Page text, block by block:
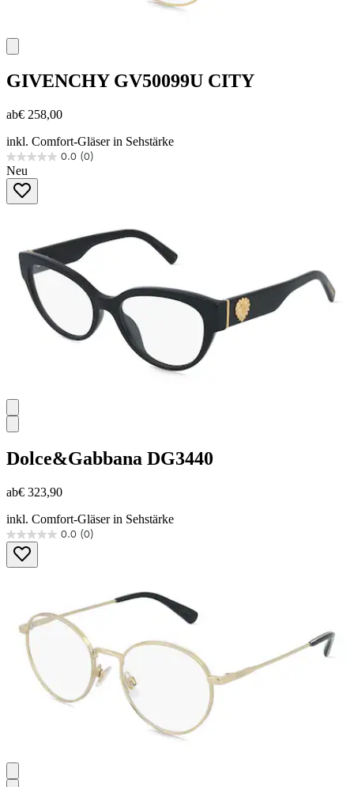
GIVENCHY GV50099U CITY
ab€ 258,00
inkl. Comfort-Gläser in Sehstärke
0.0 (0)
0.0
von
Sternen.
Neu
Dolce&Gabbana DG3440
ab€ 323,90
inkl. Comfort-Gläser in Sehstärke
0.0 (0)
0.0
von
5